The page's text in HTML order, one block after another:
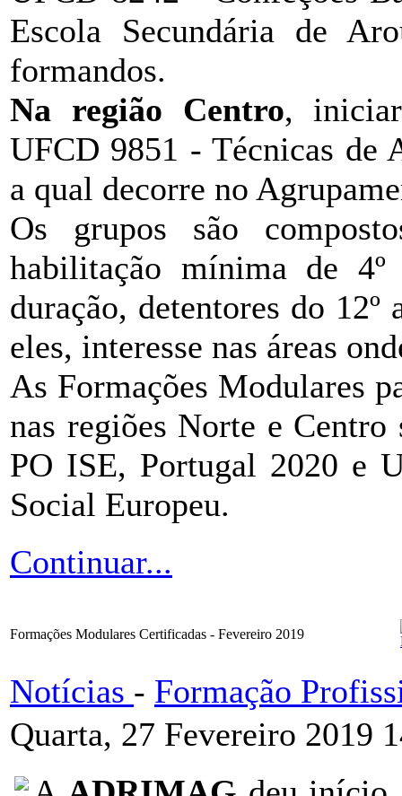
Escola Secundária de
formandos.
Na região Centro,
UFCD 9851 - Técnicas de
a qual decorre no
Os grupos são
habilitação mínima de 4º
duração, detentores do
eles, interesse nas áreas
As Formações Modulares
nas regiões Norte e
PO ISE, Portugal 2020 e
Social Europeu.
Continuar...
Formações Modulares Certificadas - Fevereiro 2019
Notícias - Formação
Quarta, 27 Fevereiro 2019